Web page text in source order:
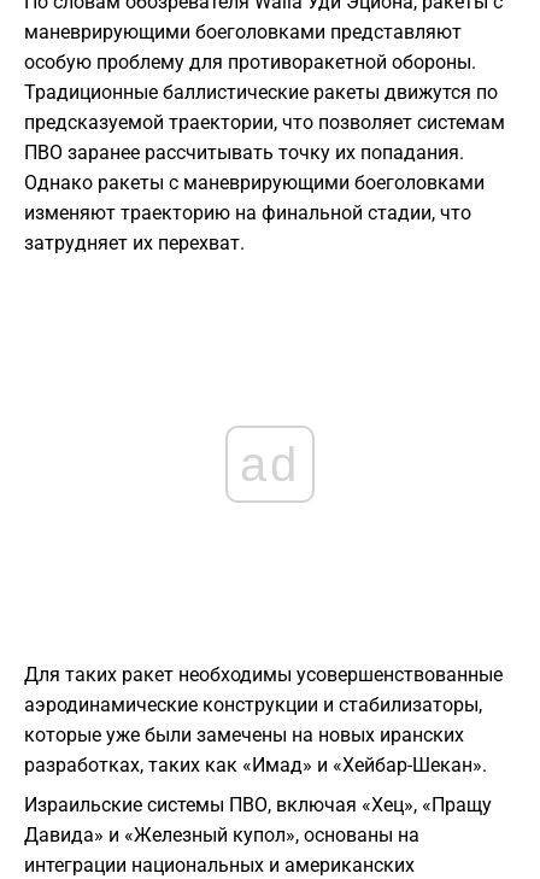
маневрирующими боеголовками представляют
особую проблему для противоракетной обороны.
Традиционные баллистические ракеты движутся по
предсказуемой траектории, что позволяет системам
ПВО заранее рассчитывать точку их попадания.
Однако ракеты с маневрирующими боеголовками
изменяют траекторию на финальной стадии, что
затрудняет их перехват.
ad
Для таких ракет необходимы усовершенствованные
аэродинамические конструкции и стабилизаторы,
которые уже были замечены на новых иранских
разработках, таких как «Имад» и «Хейбар-Шекан».
Израильские системы ПВО, включая «Хец», «Пращу
Давида» и «Железный купол», основаны на
интеграции национальных и американских